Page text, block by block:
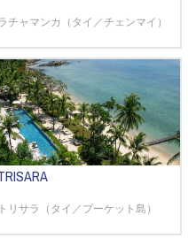
チャマンカ（タイ／チェンマイ）
トリサラ（タイ／プーケット島）